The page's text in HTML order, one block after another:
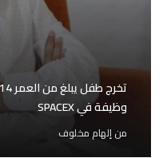
وظيفة في SPACEX
منإلهام مخلوف